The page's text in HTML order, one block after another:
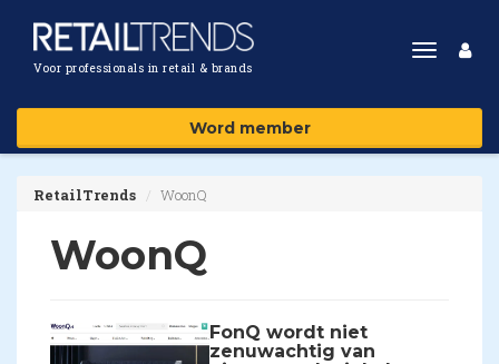
Voor professionals in retail & brands
Toggle
Word member
RetailTrends WoonQ
WoonQ
FonQ wordt niet
zenuwachtig van